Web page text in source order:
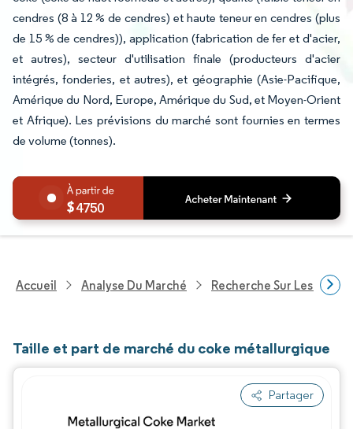
cendres (8 à 12 % de cendres) et haute teneur en cendres (plus
de 15 % de cendres)), application (fabrication de fer et d'acier,
et autres), secteur d'utilisation finale (producteurs d'acier
intégrés, fonderies, et autres), et géographie (Asie-Pacifique,
Amérique du Nord, Europe, Amérique du Sud, et Moyen-Orient
et Afrique). Les prévisions du marché sont fournies en termes
de volume (tonnes).
4750
Accueil Analyse Du Marché Recherche Sur Les
Taille et part de marché du coke métallurgique
Partager